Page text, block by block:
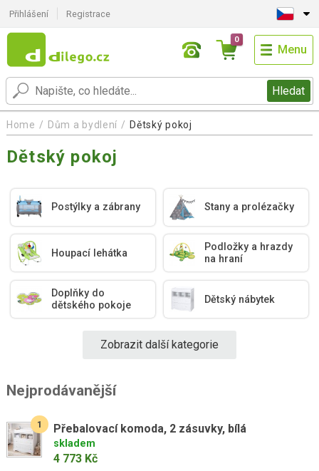
Přihlášení Registrace
Hledat
0
Menu
Home Dům a bydlení Dětský pokoj
Dětský pokoj
Postýlky a zábrany Stany a prolézačky
Houpací lehátka
Podložky a hrazdy
na hraní
Doplňky do
dětského pokoje
Dětský nábytek
Zobrazit další kategorie
Nejprodávanější
1 Přebalovací komoda, 2 zásuvky, bílá
skladem
4 773 Kč